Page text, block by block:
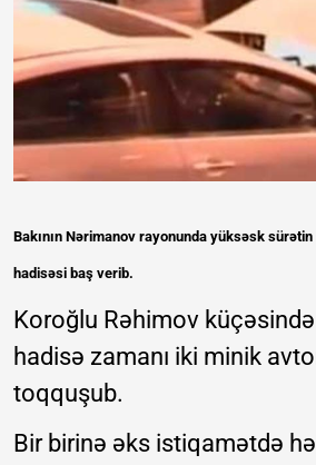
Bakının Nərimanov rayonunda yüksəsk
hadisəsi baş verib.
Koroğlu Rəhimov küçəsində
hadisə zamanı iki minik
toqquşub.
Bir birinə əks istiqamətdə